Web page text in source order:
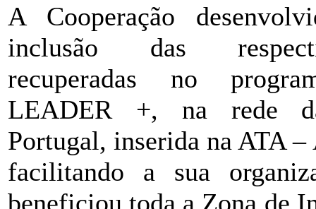
A Cooperação
inclusão das
recuperadas no
LEADER +, na rede
Portugal, inserida na ATA
facilitando a sua
beneficiou toda a Zona de